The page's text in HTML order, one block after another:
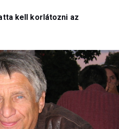
kell korlátozni az